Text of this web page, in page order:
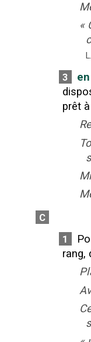
«
3
prêt
C
1
rang,